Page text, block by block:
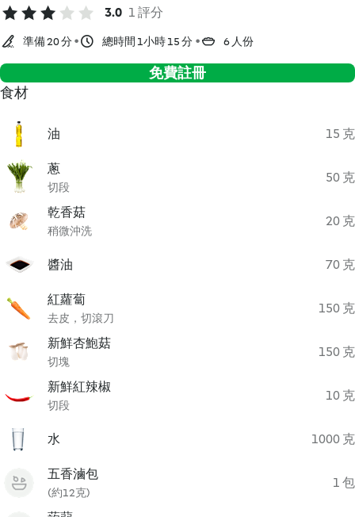
3.0 1 評分
準備 20 分 總時間 1小時 15 分 6 人份
免費註冊
食材
油 15 克
蔥
切段
50 克
乾香菇
稍微沖洗
20 克
醬油 70 克
紅蘿蔔
去皮，切滾刀
150 克
新鮮杏鮑菇
切塊
150 克
新鮮紅辣椒
切段
10 克
水 1000 克
五香滷包
(約12克)
1 包